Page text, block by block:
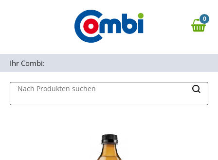
Zur Navigation springen
0,00 €
0
Nach Produkten suchen
Ihr Combi: